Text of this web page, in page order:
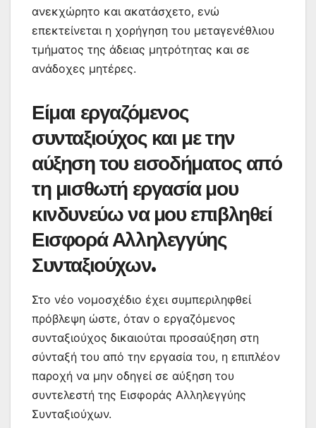
ανεκχώρητο και ακατάσχετο, ενώ
επεκτείνεται η χορήγηση του μεταγενέθλιου
τμήματος της άδειας μητρότητας και σε
ανάδοχες μητέρες.
Είμαι εργαζόμενος
συνταξιούχος και με την
αύξηση του εισοδήματος από
τη μισθωτή εργασία μου
κινδυνεύω να μου επιβληθεί
Εισφορά Αλληλεγγύης
Συνταξιούχων.
Στο νέο νομοσχέδιο έχει συμπεριληφθεί
πρόβλεψη ώστε, όταν ο εργαζόμενος
συνταξιούχος δικαιούται προσαύξηση στη
σύνταξή του από την εργασία του, η επιπλέον
παροχή να μην οδηγεί σε αύξηση του
συντελεστή της Εισφοράς Αλληλεγγύης
Συνταξιούχων.